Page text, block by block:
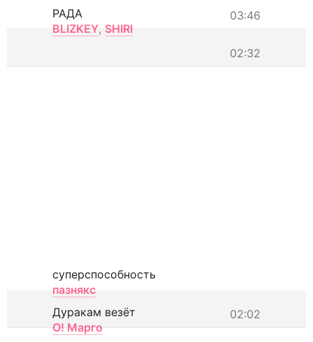
03:46
РАДА
BLIZKEY, SHIRI
02:32
суперспособность
пазнякс
02:02
Дуракам везёт
О! Марго